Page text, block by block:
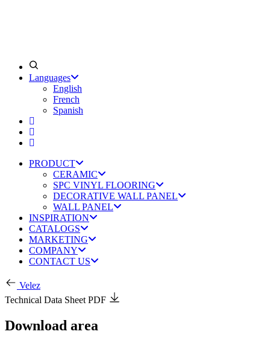
Languages
English
French
Spanish
PRODUCT
CERAMIC
SPC VINYL FLOORING
DECORATIVE WALL PANEL
WALL PANEL
INSPIRATION
CATALOGS
MARKETING
COMPANY
CONTACT US
Velez
Technical Data Sheet PDF
Download area